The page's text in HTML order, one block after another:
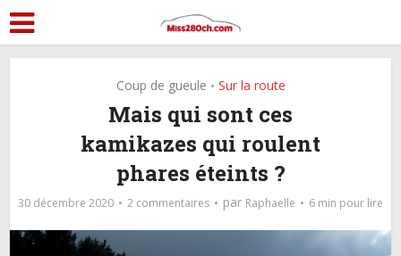
Coup de gueule • Sur la route
Mais qui sont ces
kamikazes qui roulent
phares éteints ?
30 décembre 2020 2 commentaires par Raphaelle 6 min pour lire